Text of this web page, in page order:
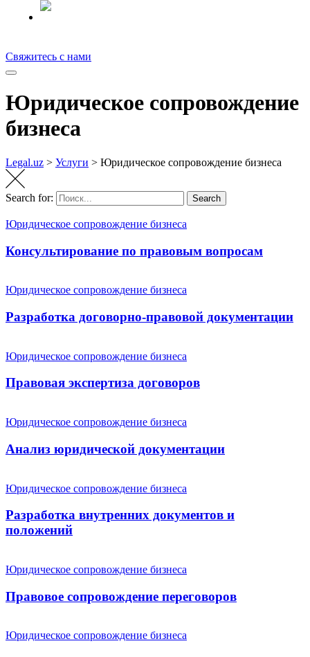
Свяжитесь с нами
Юридическое сопровождение
бизнеса
Legal.uz > Услуги > Юридическое сопровождение бизнеса
Search for: Search
Юридическое сопровождение бизнеса
Консультирование по правовым вопросам
Юридическое сопровождение бизнеса
Разработка договорно-правовой документации
Юридическое сопровождение бизнеса
Правовая экспертиза договоров
Юридическое сопровождение бизнеса
Анализ юридической документации
Юридическое сопровождение бизнеса
Разработка внутренних документов и
положений
Юридическое сопровождение бизнеса
Правовое сопровождение переговоров
Юридическое сопровождение бизнеса